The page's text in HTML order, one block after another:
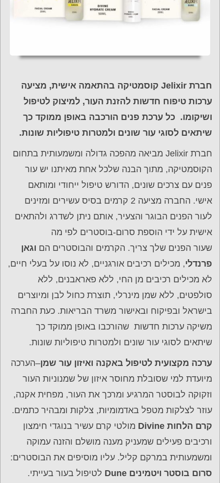
חברת Jelixir קוסמטיקה בהתאמה אישית,
מציעה
ערכות טיפוח חדשות להזנת העור, למיצוק לטיפול
ושיקומו. כל ערכת פנים הורכבה באופן ממוקד כך
שיתאים לסוגי עור שונים ולמטרות טיפוליות שונות.
חברת Jelixir מביאה מהפכה גדולה ומשמעותית בתחום
הקוסמטיקה, מתוך הבנה שלכל אחת מאיתנו יש עור
פנים עם צרכים שונים, הדורש טיפול ייחודי ומותאם
אישי. החברה מציעה 2 קרמים בסיס עשירים ומזינים
לעור הפנים הבוגר והצעיר, אותם ניתן לשדרג ולהתאים
אישית על ידי הוספת סרום-בוסטרים לפי מה
שעור הפנים שלך צריך. הקרמים והבוסטרים הם וגאן
פרנדלי, מכילים רכיבים אורגניים, לא נוסו על בעלי חיים,
לא מכילים רכיבים מן החי, ללא פאראבנים, ללא
סולפטים, ללא שמן מינרלי, תוצרת כחול לבן ומיוצרים
בישראל ובפיקוח ובאישור משרד הבריאות. כעת החברה
משיקה ערכות חדשות שהורכבו באופן ממוקד כך
שיתאים לסוגי עור שונים ולמטרות טיפוליות שונות.
ערכה מקצועית לטיפול באקנה ואיזון עור שמן–הערכה
מיועדת למי שסובלת מחוסר איזון של שמנוניות העור
וזקוקה לבוסטר המרגיע ומרכך את העור, מפחית אקנה,
עוזר לצלקות מטפל באדמומיות, צלקות ומבהיר כתמים.
קרם הלחות Divine
מולטי קרם עשיר בנוגדי חימצון
ורכיבים פעילים שמעניק מענה מושלם והזנה עמוקה
ומשמעותית במרקם קליל. עליו מוסיפים את הבוסטרים:
סרום בוסטר ויטמינים Dune
לטיפול בעור בעייתי.